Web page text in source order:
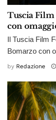
Tuscia Film
con
Il Tuscia Film
Bomarzo con
by Redazione